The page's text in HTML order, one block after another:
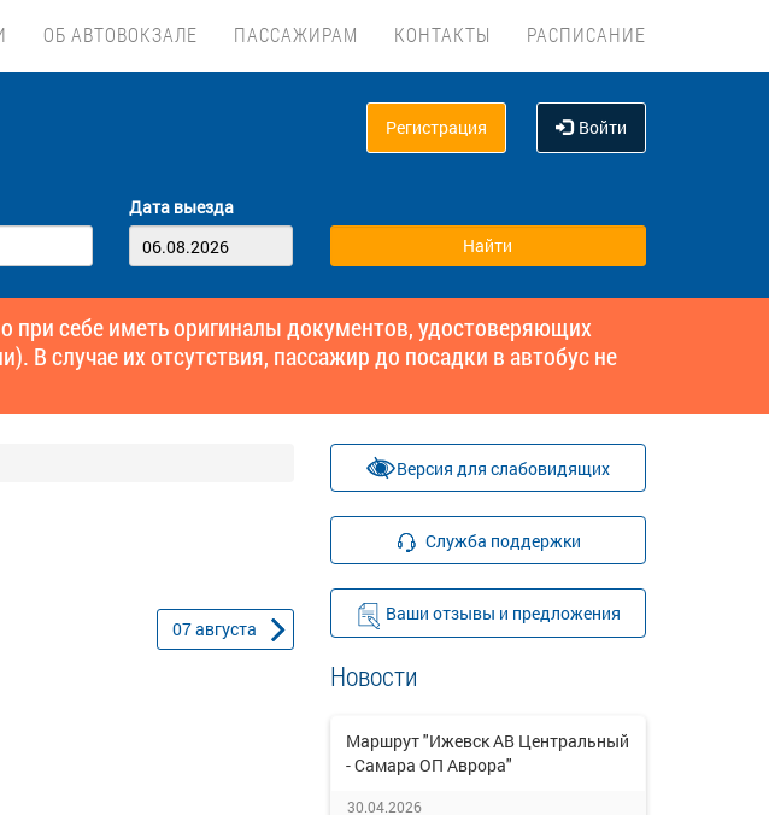
ОБ АВТОВОКЗАЛЕ ПАССАЖИРАМ КОНТАКТЫ РАСПИСАНИЕ
Регистрация Войти
Дата выезда
себе иметь оригиналы документов, удостоверяющих
В случае их отсутствия, пассажир до посадки в автобус не
07августа
Версия для слабовидящих
Служба поддержки
Ваши отзывы и предложения
Новости
Маршрут "Ижевск АВ Центральный
- Самара ОП Аврора"
30.04.2026